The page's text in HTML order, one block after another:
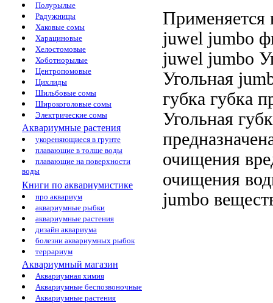
Полурылые
Радужницы
Хаковые сомы
Харациновые
Хелостомовые
Хоботнорылые
Центропомовые
Цихлиды
Шильбовые сомы
Широкоголовые сомы
Электрические сомы
Аквариумные растения
укореняющиеся в грунте
плавающие в толще воды
плавающие на поверхности
воды
Книги по аквариумистике
про аквариум
аквариумные рыбки
аквариумные растения
дизайн аквариума
болезни аквариумных рыбок
террариум
Аквариумный магазин
Аквариумная химия
Аквариумные беспозвоночные
Аквариумные растения
Применяется
juwel jumbo
juwel jumbo
Угольная
губка губка
Угольная
очищения
очищения
jumbo